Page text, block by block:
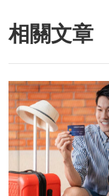
相關文章